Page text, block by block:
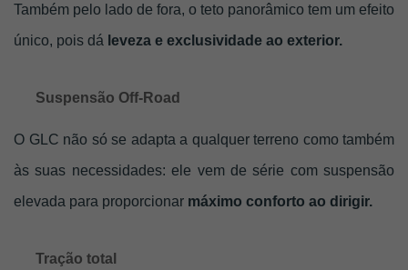
Também pelo lado de fora, o teto panorâmico tem um efeito
único, pois dá leveza e exclusividade ao exterior.
Suspensão Off-Road
O GLC não só se adapta a qualquer terreno como também
às suas necessidades: ele vem de série com suspensão
elevada para proporcionar máximo conforto ao dirigir.
Tração total